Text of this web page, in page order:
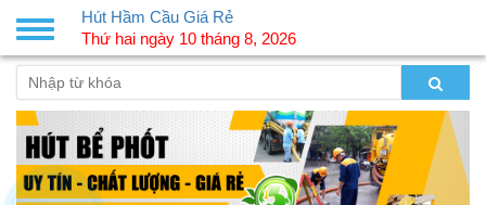
Toggle
navigation
Hút Hầm Cầu Giá Rẻ
Thứ hai ngày 10 tháng 8, 2026